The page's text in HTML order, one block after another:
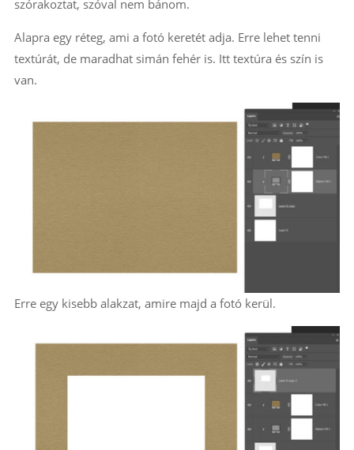
szórakoztat, szóval nem bánom.
Alapra egy réteg, ami a fotó keretét adja. Erre lehet tenni
textúrát, de maradhat simán fehér is. Itt textúra és szín is
van.
Erre egy kisebb alakzat, amire majd a fotó kerül.